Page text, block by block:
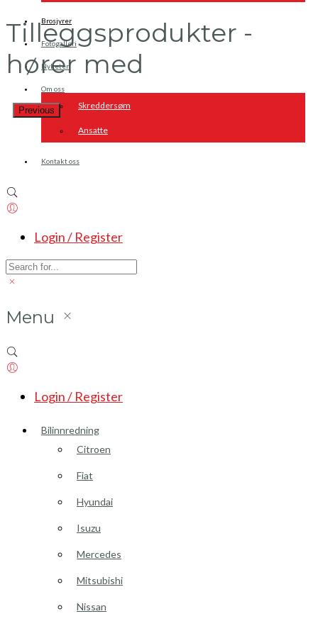
Brosjyrer
Fotogalleri
Nyheter
Om oss
Skreddersøm
Ansatte
Kontakt oss
Login / Register
Menu
Login / Register
Bilinnredning
Citroen
Fiat
Hyundai
Isuzu
Mercedes
Mitsubishi
Nissan
Tilleggsprodukter -
hører med
Previous